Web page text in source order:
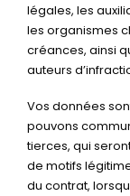
légales, les
les organismes
créances, ainsi
auteurs
Vos données
pouvons
tierces, qui
de motifs
du contrat,